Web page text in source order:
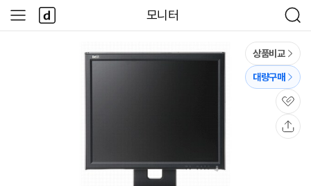
모니터
검
색
사
이
다
나
와
상품비교
대량구매
관
심